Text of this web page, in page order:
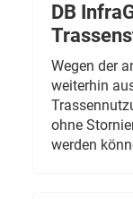
DB
Wegen der
weiterhin
ohne
werden